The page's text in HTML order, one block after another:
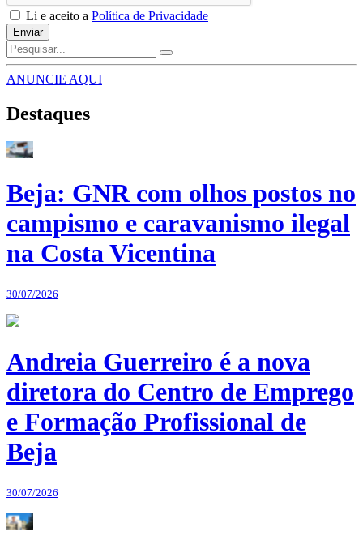
Li e aceito a Política de Privacidade
Enviar
ANUNCIE AQUI
Destaques
Beja: GNR com olhos postos no
campismo e caravanismo ilegal
na Costa Vicentina
30/07/2026
Andreia Guerreiro é a nova
diretora do Centro de Emprego
e Formação Profissional de
Beja
30/07/2026